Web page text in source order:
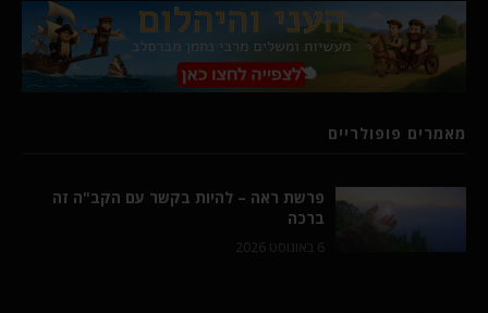
מאמרים פופולריים
פרשת ראה – להיות בקשר עם הקב"ה זה
ברכה
6 באוגוסט 2026